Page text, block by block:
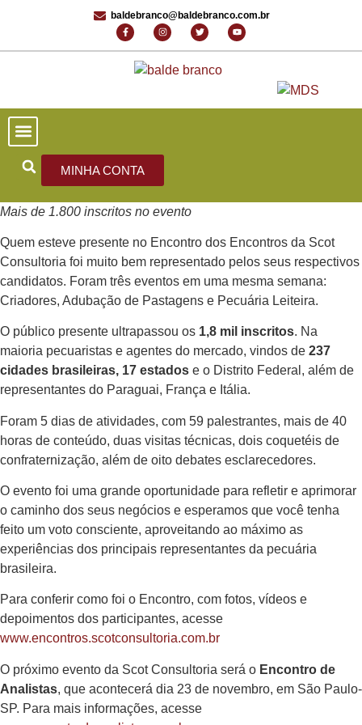
baldebranco@baldebranco.com.br
MINHA CONTA
Mais de 1.800 inscritos no evento
Quem esteve presente no Encontro dos Encontros da Scot
Consultoria foi muito bem representado pelos seus respectivos
candidatos. Foram três eventos em uma mesma semana:
Criadores, Adubação de Pastagens e Pecuária Leiteira.
O público presente ultrapassou os 1,8 mil inscritos. Na
maioria pecuaristas e agentes do mercado, vindos de 237
cidades brasileiras, 17 estados e o Distrito Federal, além de
representantes do Paraguai, França e Itália.
Foram 5 dias de atividades, com 59 palestrantes, mais de 40
horas de conteúdo, duas visitas técnicas, dois coquetéis de
confraternização, além de oito debates esclarecedores.
O evento foi uma grande oportunidade para refletir e aprimorar
o caminho dos seus negócios e esperamos que você tenha
feito um voto consciente, aproveitando ao máximo as
experiências dos principais representantes da pecuária
brasileira.
Para conferir como foi o Encontro, com fotos, vídeos e
depoimentos dos participantes, acesse
www.encontros.scotconsultoria.com.br
O próximo evento da Scot Consultoria será o Encontro de
Analistas, que acontecerá dia 23 de novembro, em São Paulo-
SP. Para mais informações, acesse